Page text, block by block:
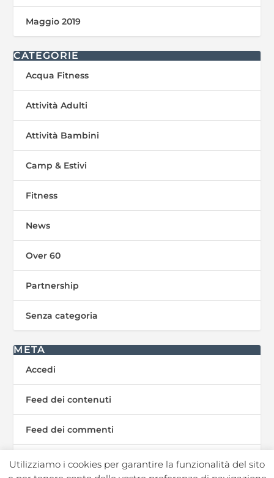
Maggio 2019
CATEGORIE
Acqua Fitness
Attività Adulti
Attività Bambini
Camp & Estivi
Fitness
News
Over 60
Partnership
Senza categoria
META
Accedi
Feed dei contenuti
Feed dei commenti
WordPress.org
Utilizziamo i cookies per garantire la funzionalità del sito